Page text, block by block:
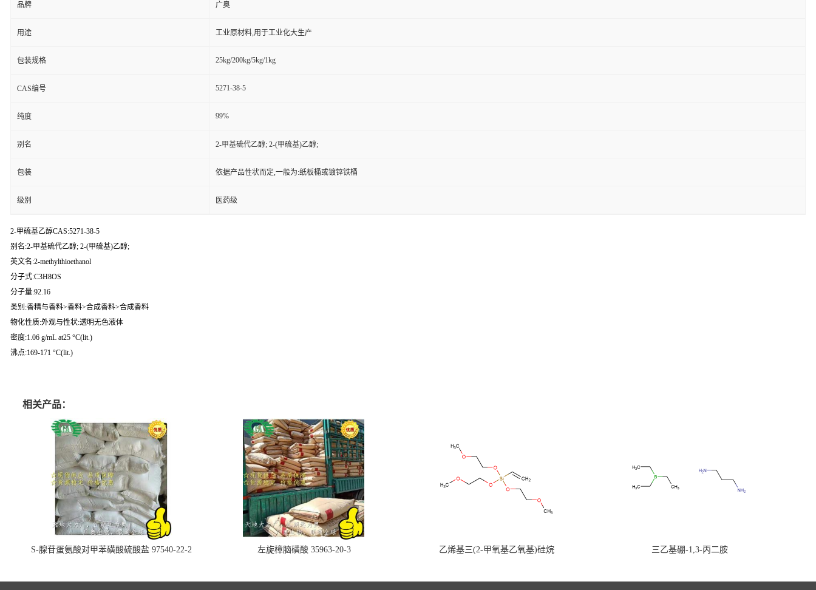
品牌 广奥
用途 工业原材料,用于工业化大生产
包装规格 25kg/200kg/5kg/1kg
CAS编号 5271-38-5
纯度 99%
别名 2-甲基硫代乙醇; 2-(甲硫基)乙醇;
包装 依据产品性状而定,一般为:纸板桶或镀锌铁桶
级别 医药级
2-甲硫基乙醇CAS:5271-38-5
别名:2-甲基硫代乙醇; 2-(甲硫基)乙醇;
英文名:2-methylthioethanol
分子式:C3H8OS
分子量:92.16
类别:香精与香料>香料>合成香料>合成香料
物化性质:外观与性状:透明无色液体
密度:1.06 g/mL at25 °C(lit.)
沸点:169-171 °C(lit.)
相关产品：
S-腺苷蛋氨酸对甲苯磺酸硫酸盐 97540-22-2 左旋樟脑磺酸 35963-20-3 乙烯基三(2-甲氧基乙氧基)硅烷 三乙基硼-1,3-丙二胺